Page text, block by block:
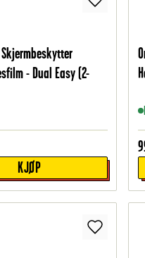
- Dual Easy (2-
KJØP